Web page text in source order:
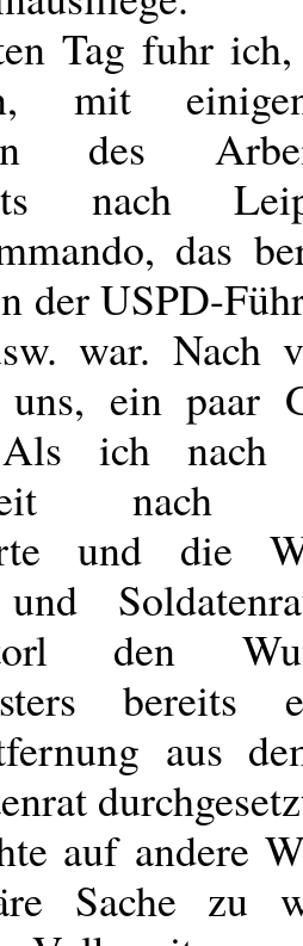
Tag fuhr
mit
des
nach
das
der USPD-
war. Nach
ein paar
ich nach
nach
und die
den
bereits
aus
auf andere
Sache zu